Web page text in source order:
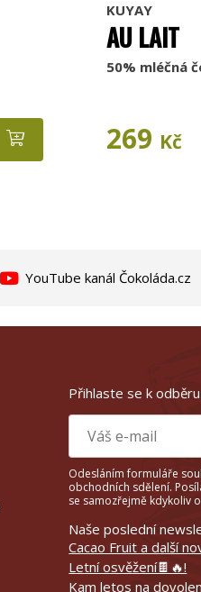
KUYAY
AU LAIT
50% mléčná
269 Kč
YouTube kanál Čokoláda.cz
Přihlaste se k
Odesláním formuláře
obchodních sdělení.
se samozřejmě kdykoliv
Naše poslední
Cacao Fruit a další
Letní osvěžení🍫🔥!
Kam letos na